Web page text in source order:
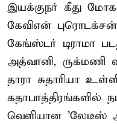
இயக்குநர் கீது
கேவிஎன்
கேங்ஸ்டர் டிராமா
அத்வானி, ருக்மணி
தாரா சுதாரியா
வெளியான 'லேடீஸ்